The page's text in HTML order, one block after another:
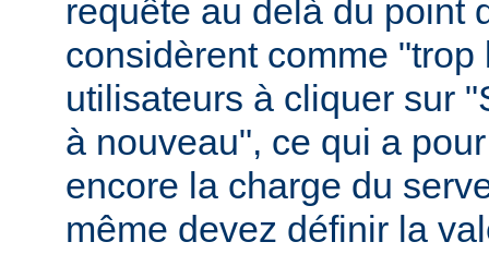
requête au delà du point
considèrent comme
utilisateurs à cliquer sur
à nouveau", ce qui a
encore la charge du
même devez définir la